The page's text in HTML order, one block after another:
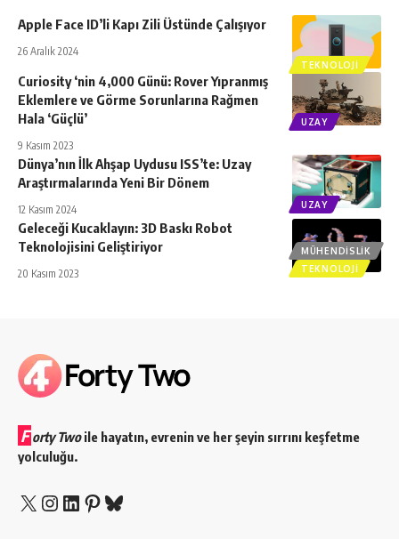
TEKNOLOJI
Apple Face ID’li Kapı Zili Üstünde Çalışıyor
26 Aralık 2024
UZAY
Curiosity ‘nin 4,000 Günü: Rover Yıpranmış
Eklemlere ve Görme Sorunlarına Rağmen
Hala ‘Güçlü’
9 Kasım 2023
UZAY
Dünya’nın İlk Ahşap Uydusu ISS’te: Uzay
Araştırmalarında Yeni Bir Dönem
12 Kasım 2024
MÜHENDISLIK
TEKNOLOJI
Geleceği Kucaklayın: 3D Baskı Robot
Teknolojisini Geliştiriyor
20 Kasım 2023
F orty Twoile hayatın, evrenin ve her şeyin sırrını keşfetme
yolculuğu.
X Instagram
LinkedIn
Pinterest
Bluesky